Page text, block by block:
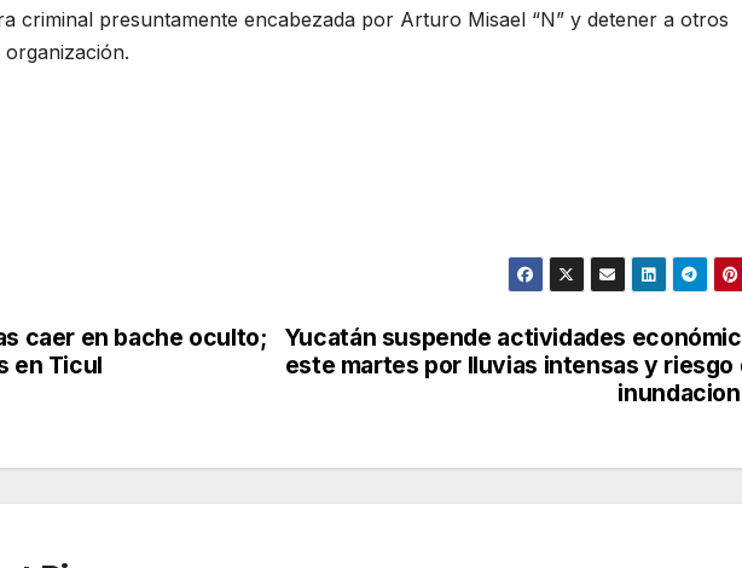
criminal presuntamente encabezada por Arturo Misael “N” y detener a otros
Yucatán suspende actividades
este martes por lluvias intensas y riesgo
caer en bache oculto;
en Ticul